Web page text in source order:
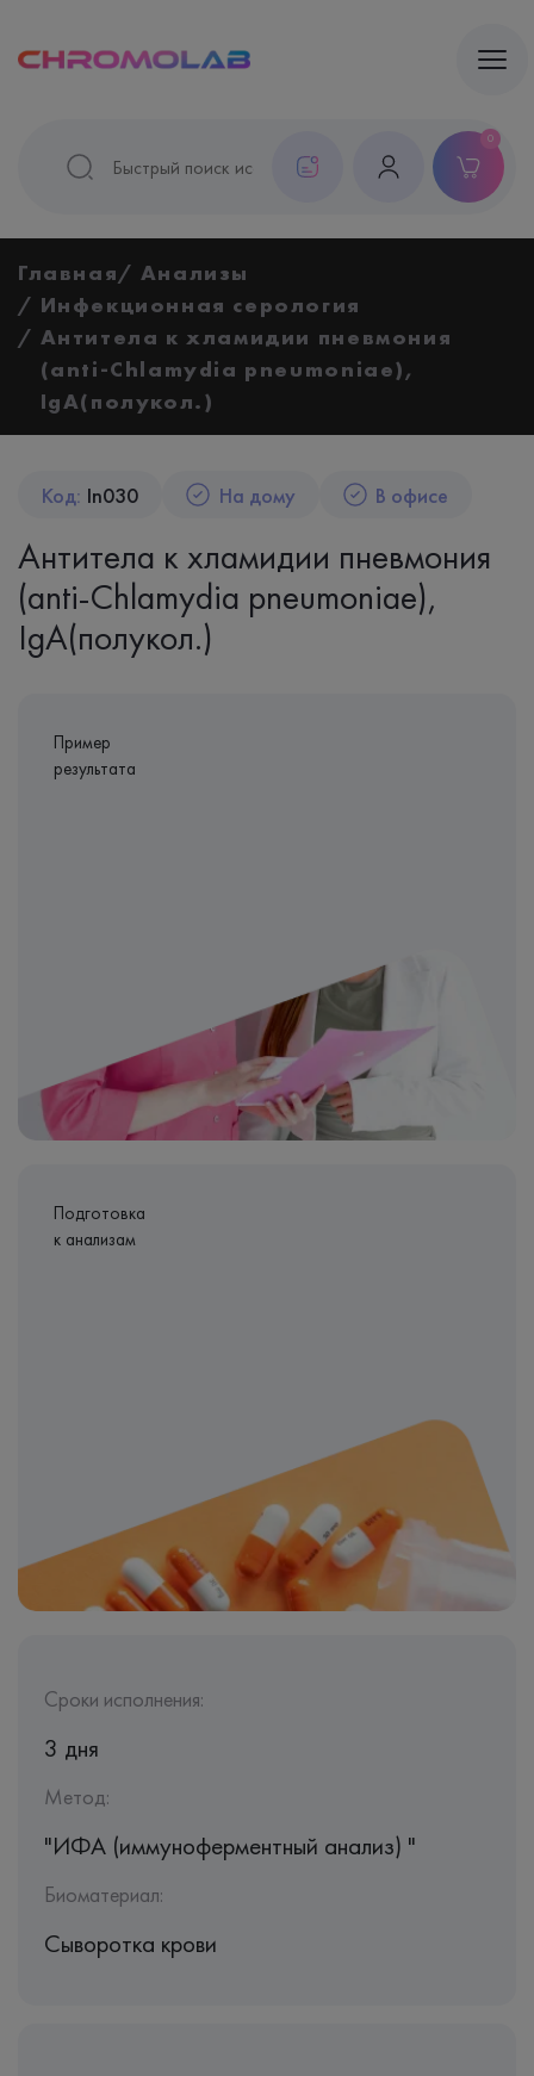
0
Главная
Анализы
Инфекционная серология
Антитела к хламидии пневмония
(anti-Chlamydia pneumoniae),
IgA(полукол.)
Код: In030 На дому В офисе
Антитела к хламидии пневмония
(anti-Chlamydia pneumoniae),
IgA(полукол.)
Пример
результата
Подготовка
к анализам
Сроки исполнения:
3 дня
Метод:
"ИФА (иммуноферментный анализ) "
Биоматериал:
Сыворотка крови